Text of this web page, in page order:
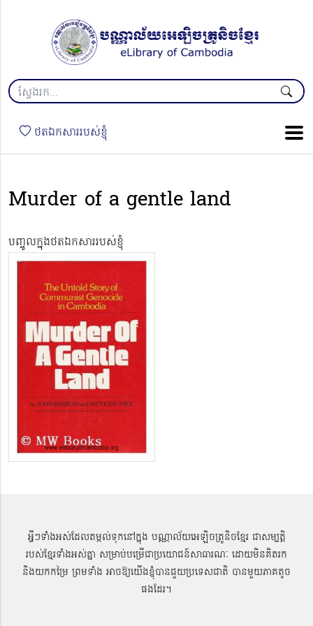
ថតឯកសាររបស់ខ្ញុំ
Murder of a gentle land
បញ្ចូលក្នុងថតឯកសាររបស់ខ្ញុំ
អ្វីៗទាំងអស់ដែលតម្កល់ទុកនៅក្នុង បណ្ណាល័យអេឡិចត្រូនិចខ្មែរ ជាសម្បតិ្ត
របស់ខ្មែរទាំងអស់គ្នា សម្រាប់បម្រើជាប្រយោជន៍សាធារណៈ ដោយមិនគិតរក
និងយកកម្រៃ ព្រមទាំង អាចឱ្យយើងខ្ញុំបានជួយប្រទេសជាតិ បានមួយភាគតូច
ផងដែរ។